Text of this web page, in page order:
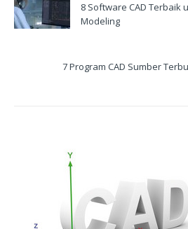
8 Software CAD Terbaik
Modeling
7 Program CAD Sumber